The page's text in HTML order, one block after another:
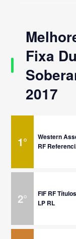
Fixa
2017
1°
Western
RF
2°
FIF RF
LP RL